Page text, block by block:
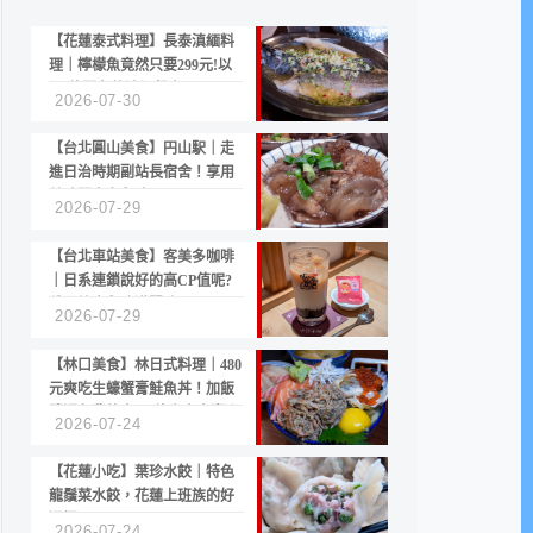
【花蓮泰式料理】長泰滇緬料
理｜檸檬魚竟然只要299元!以
2026-07-30
【台北圓山美食】円山駅｜走
進日治時期副站長宿舍！享用
2026-07-29
【台北車站美食】客美多咖啡
｜日系連鎖說好的高CP值呢?
2026-07-29
【林口美食】林日式料理｜480
元爽吃生蠔蟹膏鮭魚丼！加飯
2026-07-24
【花蓮小吃】葉珍水餃｜特色
龍鬚菜水餃，花蓮上班族的好